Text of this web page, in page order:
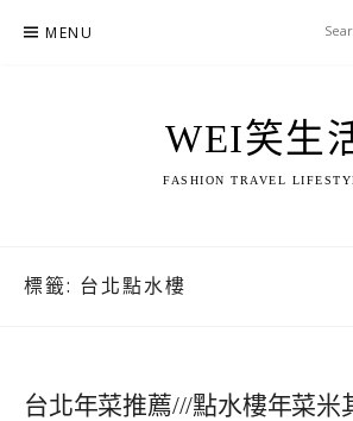
MENU
WEI笑生
FASHION TRAVEL
標籤: 台北點水樓
台北年菜推薦///點水樓年菜米